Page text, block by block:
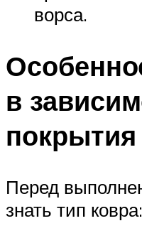
ворса.
в
покрытия
Перед
знать тип ковра: